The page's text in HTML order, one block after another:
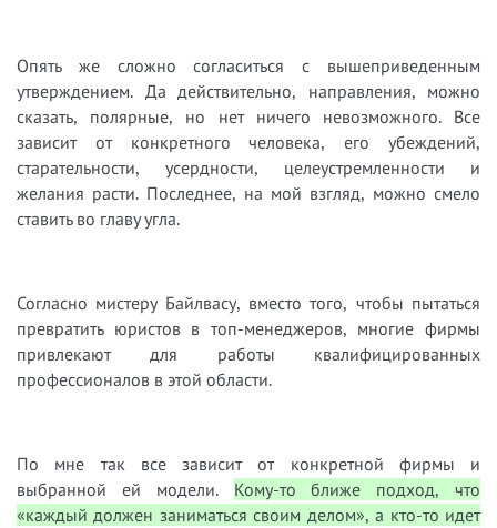
Опять же сложно согласиться с вышеприведенным
утверждением. Да действительно, направления, можно
сказать, полярные, но нет ничего невозможного. Все
зависит от конкретного человека, его убеждений,
старательности, усердности, целеустремленности и
желания расти. Последнее, на мой взгляд, можно смело
ставить во главу угла.
Согласно мистеру Байлвасу, вместо того, чтобы пытаться
превратить юристов в топ-менеджеров, многие фирмы
привлекают для работы квалифицированных
профессионалов в этой области.
По мне так все зависит от конкретной фирмы и
выбранной ей модели. Кому-то ближе подход, что
«каждый должен заниматься своим делом», а кто-то идет